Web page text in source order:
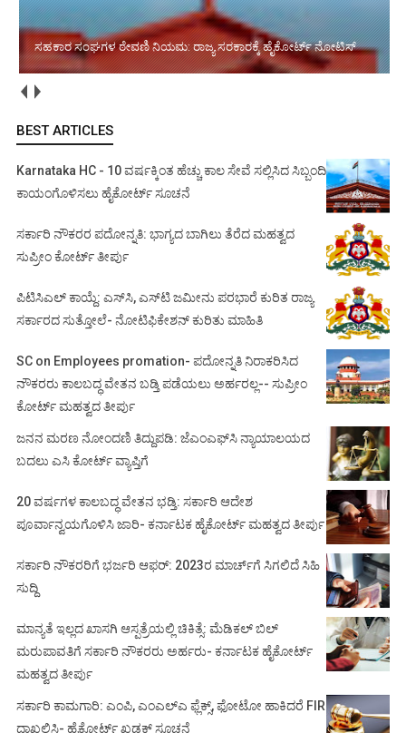
ಸಹಕಾರ ಸಂಘಗಳ ಠೇವಣಿ ನಿಯಮ: ರಾಜ್ಯ ಸರಕಾರಕ್ಕೆ ಹೈಕೋರ್ಟ್ ನೋಟಿಸ್
BEST ARTICLES
Karnataka HC - 10 ವರ್ಷಕ್ಕಿಂತ ಹೆಚ್ಚು ಕಾಲ ಸೇವೆ ಸಲ್ಲಿಸಿದ ಸಿಬ್ಬಂದಿ
ಕಾಯಂಗೊಳಿಸಲು ಹೈಕೋರ್ಟ್ ಸೂಚನೆ
ಸರ್ಕಾರಿ ನೌಕರರ ಪದೋನ್ನತಿ: ಭಾಗ್ಯದ ಬಾಗಿಲು ತೆರೆದ ಮಹತ್ವದ
ಸುಪ್ರೀಂ ಕೋರ್ಟ್ ತೀರ್ಪು
ಪಿಟಿಸಿಎಲ್ ಕಾಯ್ದೆ: ಎಸ್‌ಸಿ, ಎಸ್‌ಟಿ ಜಮೀನು ಪರಭಾರೆ ಕುರಿತ ರಾಜ್ಯ
ಸರ್ಕಾರದ ಸುತ್ತೋಲೆ- ನೋಟಿಫಿಕೇಶನ್‌ ಕುರಿತು ಮಾಹಿತಿ
SC on Employees promation- ಪದೋನ್ನತಿ ನಿರಾಕರಿಸಿದ
ನೌಕರರು ಕಾಲಬದ್ಧ ವೇತನ ಬಡ್ತಿ ಪಡೆಯಲು ಅರ್ಹರಲ್ಲ-- ಸುಪ್ರೀಂ
ಕೋರ್ಟ್ ಮಹತ್ವದ ತೀರ್ಪು
ಜನನ ಮರಣ ನೋಂದಣಿ ತಿದ್ದುಪಡಿ: ಜೆಎಂಎಫ್‌ಸಿ ನ್ಯಾಯಾಲಯದ
ಬದಲು ಎಸಿ ಕೋರ್ಟ್‌ ವ್ಯಾಪ್ತಿಗೆ
20 ವರ್ಷಗಳ ಕಾಲಬದ್ಧ ವೇತನ ಭಡ್ತಿ: ಸರ್ಕಾರಿ ಆದೇಶ
ಪೂರ್ವಾನ್ವಯಗೊಳಿಸಿ ಜಾರಿ- ಕರ್ನಾಟಕ ಹೈಕೋರ್ಟ್ ಮಹತ್ವದ ತೀರ್ಪು
ಸರ್ಕಾರಿ ನೌಕರರಿಗೆ ಭರ್ಜರಿ ಆಫರ್: 2023ರ ಮಾರ್ಚ್‌ಗೆ ಸಿಗಲಿದೆ ಸಿಹಿ
ಸುದ್ದಿ
ಮಾನ್ಯತೆ ಇಲ್ಲದ ಖಾಸಗಿ ಆಸ್ಪತ್ರೆಯಲ್ಲಿ ಚಿಕಿತ್ಸೆ: ಮೆಡಿಕಲ್ ಬಿಲ್
ಮರುಪಾವತಿಗೆ ಸರ್ಕಾರಿ ನೌಕರರು ಅರ್ಹರು- ಕರ್ನಾಟಕ ಹೈಕೋರ್ಟ್
ಮಹತ್ವದ ತೀರ್ಪು
ಸರ್ಕಾರಿ ಕಾಮಗಾರಿ: ಎಂಪಿ, ಎಂಎಲ್‌ಎ ಫ್ಲೆಕ್ಸ್‌, ಫೋಟೋ ಹಾಕಿದರೆ FIR
ದಾಖಲಿಸಿ- ಹೈಕೋರ್ಟ್‌ ಖಡಕ್ ಸೂಚನೆ